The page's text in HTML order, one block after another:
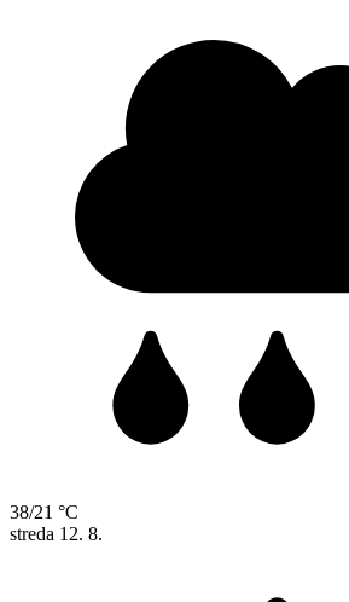
38/21 °C
streda 12. 8.